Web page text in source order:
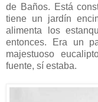
de Baños. Está
tiene un jardín
alimenta los
entonces. Era un
majestuoso
fuente, sí estaba.